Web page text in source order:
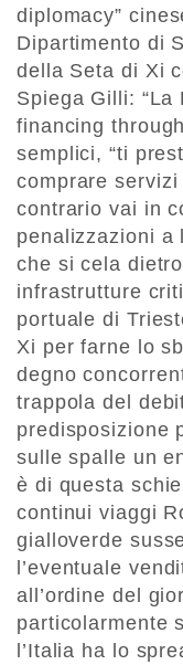
diplomacy”
Dipartimento di
della Seta di Xi
Spiega Gilli:
financing
semplici, “ti
comprare
contrario vai in
penalizzazioni a
che si cela
infrastrutture
portuale di
Xi per farne lo
degno
trappola del
predisposizione
sulle spalle un
è di questa
continui viaggi
gialloverde
l’eventuale
all’ordine del
particolarmente
l’Italia ha lo